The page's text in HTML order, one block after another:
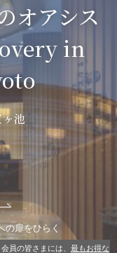
オアシス
in
池
の扉をひらく
員の皆さまには、 最もお得な